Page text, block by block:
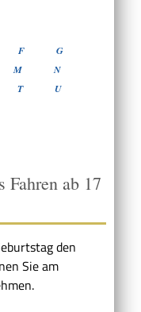
F
G
M
N
T
U
Fahren ab 17
den
Sie am